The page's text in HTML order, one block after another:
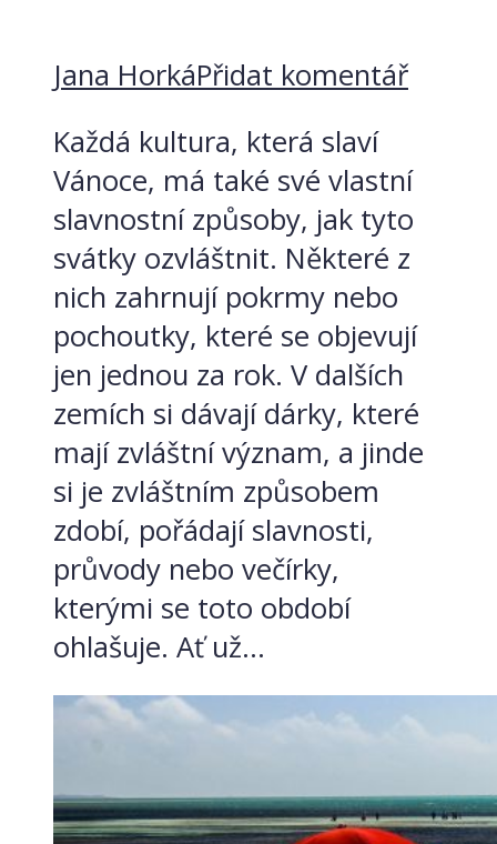
Jana HorkáPřidat komentář
Každá kultura, která slaví
Vánoce, má také své vlastní
slavnostní způsoby, jak tyto
svátky ozvláštnit. Některé z
nich zahrnují pokrmy nebo
pochoutky, které se objevují
jen jednou za rok. V dalších
zemích si dávají dárky, které
mají zvláštní význam, a jinde
si je zvláštním způsobem
zdobí, pořádají slavnosti,
průvody nebo večírky,
kterými se toto období
ohlašuje. Ať už...